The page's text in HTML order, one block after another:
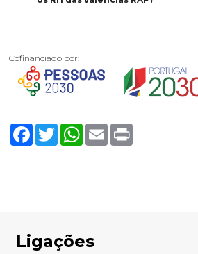
Cofinanciado por:
FacebookTwitterWhatsApp
Email
Ligações